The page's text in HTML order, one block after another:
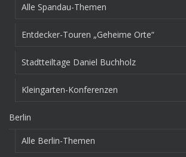
Alle Spandau-Themen
Entdecker-Touren „Geheime Orte“
Stadtteiltage Daniel Buchholz
Kleingarten-Konferenzen
Berlin
Alle Berlin-Themen